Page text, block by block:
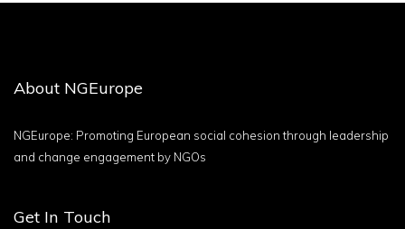
About NGEurope
NGEurope: Promoting European social cohesion through leadership
and change engagement by NGOs
Get In Touch